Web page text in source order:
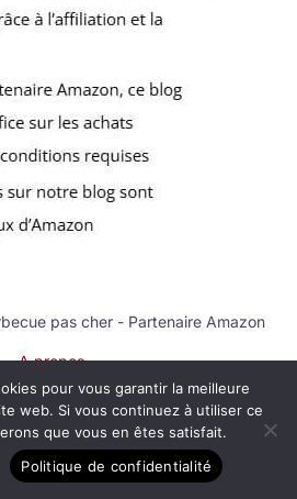
pas cher - Partenaire Amazon
A propos
Contact
légales
de confidentialité
pour vous garantir la meilleure
web. Si vous continuez à utiliser ce
que vous en êtes satisfait.
Politique de confidentialité